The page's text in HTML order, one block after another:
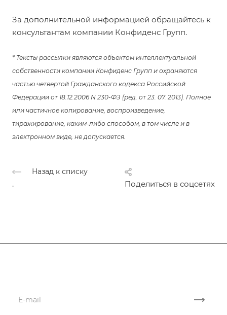
За дополнительной информацией обращайтесь к
консультантам компании Конфиденс Групп.
* Тексты рассылки являются объектом интеллектуальной
собственности компании Конфиденс Групп и охраняются
частью четвертой Гражданского кодекса Российской
Федерации от 18.12.2006 N 230-ФЗ (ред. от 23. 07. 2013). Полное
или частичное копирование, воспроизведение,
тиражирование, каким-либо способом, в том числе и в
электронном виде, не допускается.
Назад к списку
Поделиться в соцсетях
.